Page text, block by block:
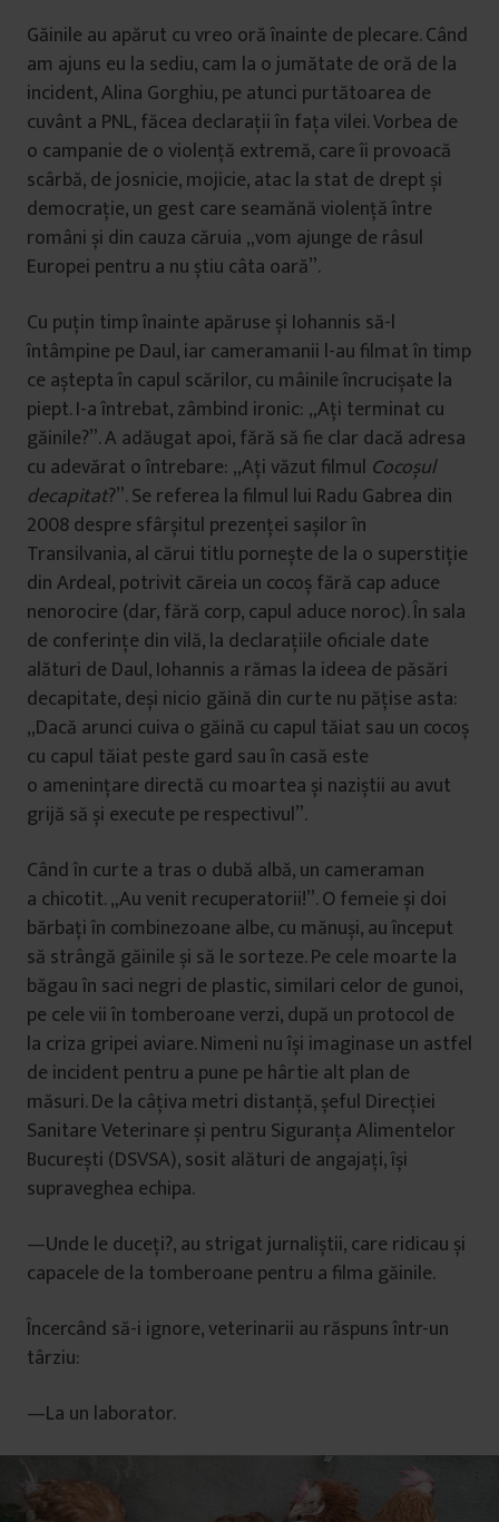
Găinile au apărut cu vreo oră înainte de plecare. Când
am ajuns eu la sediu, cam la o jumătate de oră de la
incident, Alina Gorghiu, pe atunci purtătoarea de
cuvânt a PNL, făcea declarații în fața vilei. Vorbea de
o campanie de o violență extremă, care îi provoacă
scârbă, de josnicie, mojicie, atac la stat de drept și
democrație, un gest care seamănă violență între
români și din cauza căruia „vom ajunge de râsul
Europei pentru a nu știu câta oară”.
Cu puțin timp înainte apăruse și Iohannis să-l
întâmpine pe Daul, iar cameramanii l-au filmat în timp
ce aștepta în capul scărilor, cu mâinile încrucișate la
piept. I-a întrebat, zâmbind ironic: „Ați terminat cu
găinile?”. A adăugat apoi, fără să fie clar dacă adresa
cu adevărat o întrebare: „Ați văzut filmul Cocoșul
decapitat?”. Se referea la filmul lui Radu Gabrea din
2008 despre sfârșitul prezenței sașilor în
Transilvania, al cărui titlu pornește de la o superstiție
din Ardeal, potrivit căreia un cocoș fără cap aduce
nenorocire (dar, fără corp, capul aduce noroc). În sala
de conferințe din vilă, la declarațiile oficiale date
alături de Daul, Iohannis a rămas la ideea de păsări
decapitate, deși nicio găină din curte nu pățise asta:
„Dacă arunci cuiva o găină cu capul tăiat sau un cocoș
cu capul tăiat peste gard sau în casă este
o amenințare directă cu moartea și naziștii au avut
grijă să și execute pe respectivul”.
Când în curte a tras o dubă albă, un cameraman
a chicotit. „Au venit recuperatorii!”. O femeie și doi
bărbați în combinezoane albe, cu mănuși, au început
să strângă găinile și să le sorteze. Pe cele moarte la
băgau în saci negri de plastic, similari celor de gunoi,
pe cele vii în tomberoane verzi, după un protocol de
la criza gripei aviare. Nimeni nu își imaginase un astfel
de incident pentru a pune pe hârtie alt plan de
măsuri. De la câțiva metri distanță, șeful Direcției
Sanitare Veterinare și pentru Siguranța Alimentelor
București (DSVSA), sosit alături de angajați, își
supraveghea echipa.
—Unde le duceți?, au strigat jurnaliștii, care ridicau și
capacele de la tomberoane pentru a filma găinile.
Încercând să-i ignore, veterinarii au răspuns într-un
târziu:
—La un laborator.